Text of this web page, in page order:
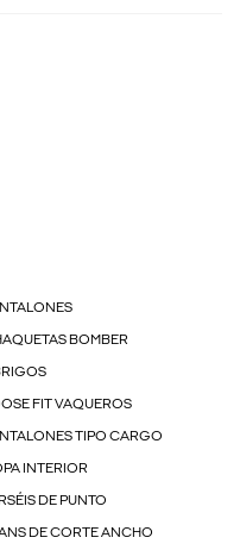
BOMBER
FIT VAQUEROS
TIPO CARGO
INTERIOR
DE PUNTO
DE CORTE ANCHO